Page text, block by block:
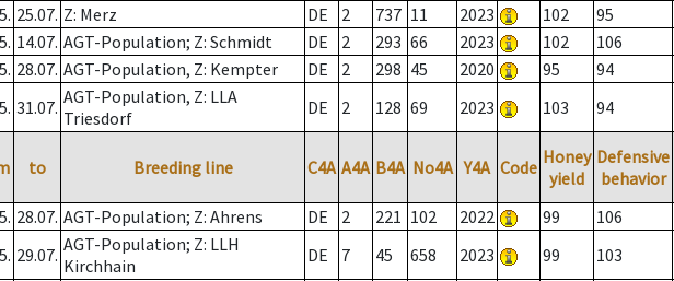
25.07. Z: Merz DE 2 737 11 2023 102 95
14.07. AGT-Population; Z: Schmidt DE 2 293 66 2023 102 106
28.07. AGT-Population, Z: Kempter DE 2 298 45 2020 95 94
31.07. AGT-Population, Z: LLA
Triesdorf
DE 2 128 69 2023 103 94
to Breeding line C4A A4A B4A No4A Y4A Code Honey
yield
Defensive
behavior
28.07. AGT-Population; Z: Ahrens DE 2 221 102 2022 99 106
29.07. AGT-Population; Z: LLH
Kirchhain
DE 7 45 658 2023 99 103